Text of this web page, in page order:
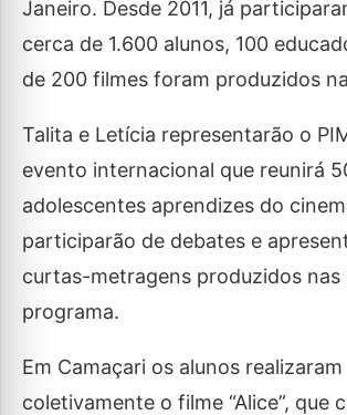
Janeiro. Desde 2011, já
cerca de 1.600 alunos, 100
de 200 filmes foram produzidos
Talita e Letícia representarão o
evento internacional que reunirá
adolescentes aprendizes do
participarão de debates e
curtas-metragens produzidos nas
programa.
Em Camaçari os alunos realizaram
coletivamente o filme “Alice”, que